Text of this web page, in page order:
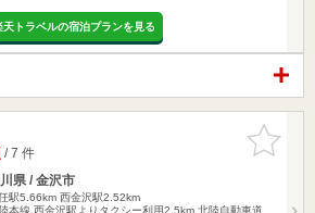
天トラベルの宿泊プランを見る
お気に入
りに追加
/ 7 件
県 / 金沢市
駅5.66km 西金沢駅2.52km
本線 西金沢駅よりタクシー利用2.5km 北陸自動車道